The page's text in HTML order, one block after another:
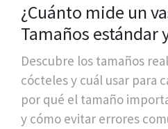
¿Cuánto mide un
Tamaños estándar
cada uno
Descubre los tamaños
cócteles y cuál usar para
por qué el tamaño
y cómo evitar errores